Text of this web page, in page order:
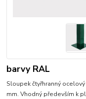
barvy RAL
Sloupek čtyřhranný
mm. Vhodný především k